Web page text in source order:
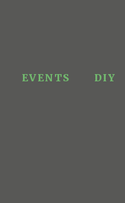
EVENTS DIY